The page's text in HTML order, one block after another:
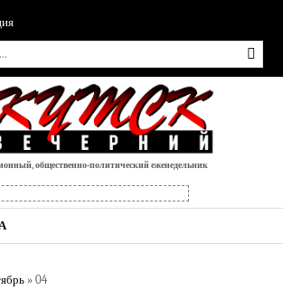
общественно-политический еженедельник
» 04